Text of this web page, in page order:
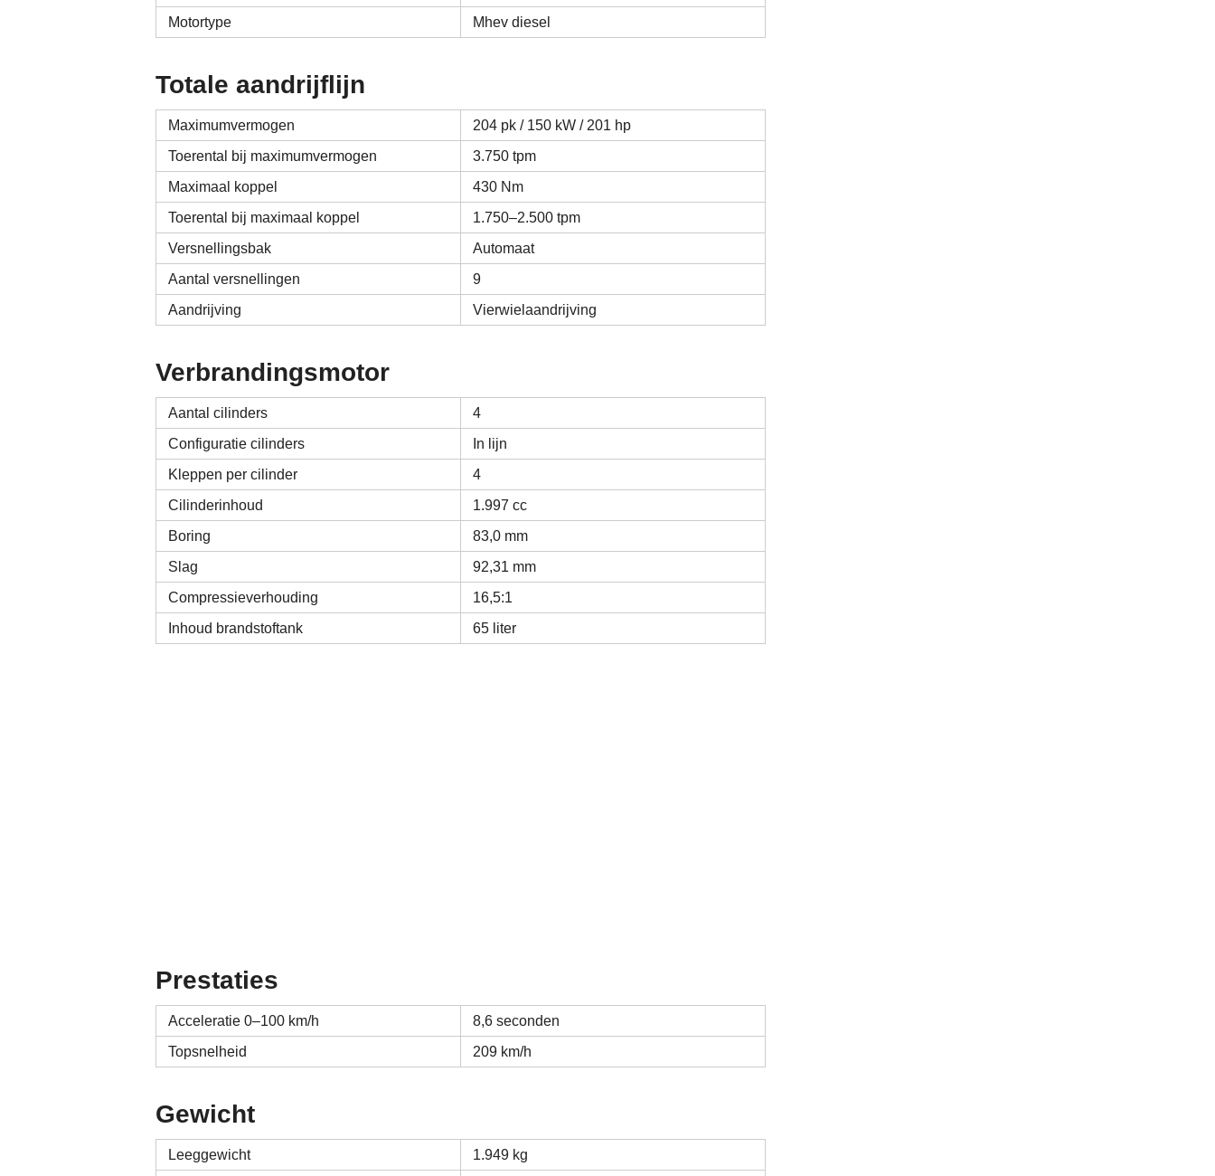
Motortype
Mhev diesel
Totale aandrijflijn
Maximumvermogen
204 pk / 150 kW / 201 hp
Toerental bij maximumvermogen
3.750 tpm
Maximaal koppel
430 Nm
Toerental bij maximaal koppel
1.750–2.500 tpm
Versnellingsbak
Automaat
Aantal versnellingen
9
Aandrijving
Vierwielaandrijving
Verbrandingsmotor
Aantal cilinders
4
Configuratie cilinders
In lijn
Kleppen per cilinder
4
Cilinderinhoud
1.997 cc
Boring
83,0 mm
Slag
92,31 mm
Compressieverhouding
16,5:1
Inhoud brandstoftank
65 liter
Prestaties
Acceleratie 0–100 km/h
8,6 seconden
Topsnelheid
209 km/h
Gewicht
Leeggewicht
1.949 kg